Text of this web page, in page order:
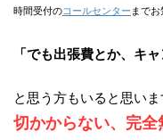
時間受付のコールセンター までお
「でも出張費とか、キ
と思う方もいると思いま
切かからない、完